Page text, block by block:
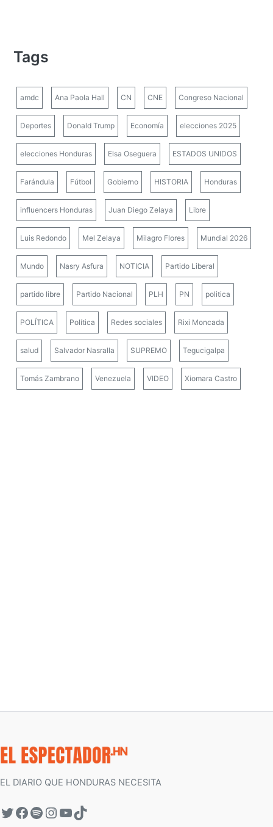
Tags
amdc Ana Paola Hall CN CNE Congreso Nacional
Deportes Donald Trump Economía elecciones 2025
elecciones Honduras Elsa Oseguera ESTADOS UNIDOS
Farándula Fútbol Gobierno HISTORIA Honduras
influencers Honduras Juan Diego Zelaya Libre
Luis Redondo Mel Zelaya Milagro Flores Mundial 2026
Mundo Nasry Asfura NOTICIA Partido Liberal
partido libre Partido Nacional PLH PN politica
POLÍTICA Política Redes sociales Rixi Moncada
salud Salvador Nasralla SUPREMO Tegucigalpa
Tomás Zambrano Venezuela VIDEO Xiomara Castro
EL DIARIO QUE HONDURAS NECESITA